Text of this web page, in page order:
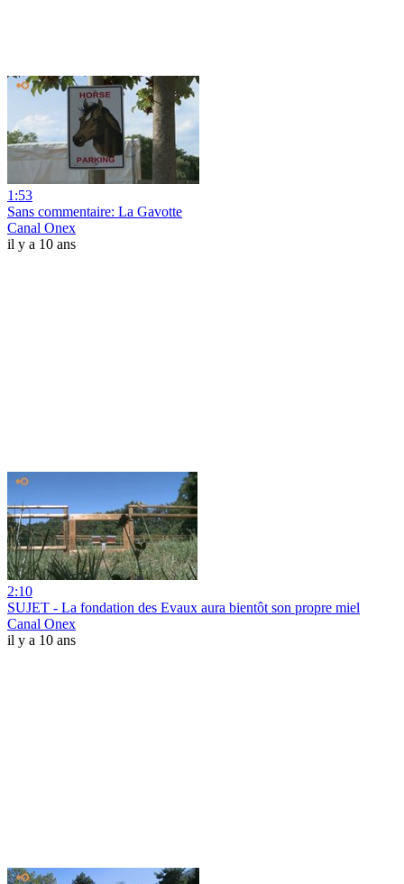
1:53
Sans commentaire: La Gavotte
Canal Onex
il y a 10 ans
2:10
SUJET - La fondation des Evaux aura bientôt son propre miel
Canal Onex
il y a 10 ans